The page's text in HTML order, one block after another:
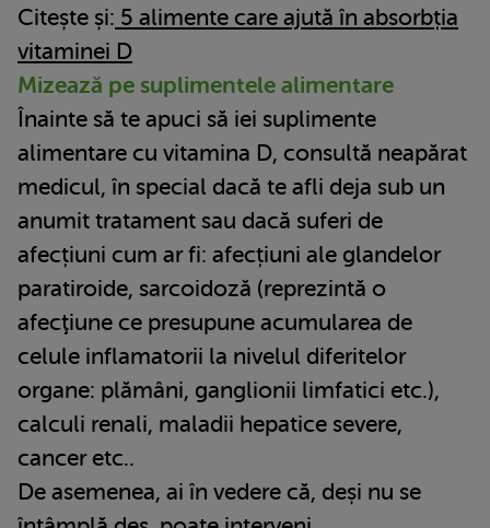
Citește și: 5 alimente care ajută în absorbția
vitaminei D
Mizează pe suplimentele alimentare
Înainte să te apuci să iei suplimente
alimentare cu vitamina D, consultă neapărat
medicul, în special dacă te afli deja sub un
anumit tratament sau dacă suferi de
afecțiuni cum ar fi: afecțiuni ale glandelor
paratiroide, sarcoidoză (reprezintă o
afecţiune ce presupune acumularea de
celule inflamatorii la nivelul diferitelor
organe: plămâni, ganglionii limfatici etc.),
calculi renali, maladii hepatice severe,
cancer etc..
De asemenea, ai în vedere că, deși nu se